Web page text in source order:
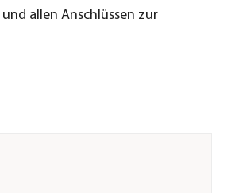
allen Anschlüssen zur